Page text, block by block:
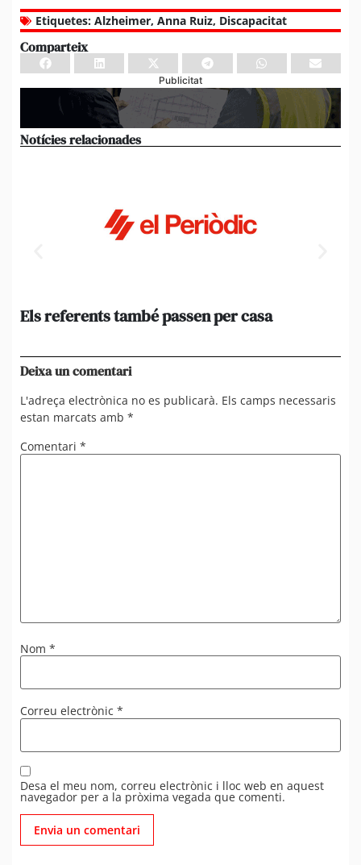
Etiquetes: Alzheimer, Anna Ruiz, Discapacitat
Comparteix
Publicitat
Notícies relacionades
Els referents també passen per casa
Deixa un comentari
L'adreça electrònica no es publicarà. Els camps necessaris
estan marcats amb *
Comentari *
Nom *
Correu electrònic *
Desa el meu nom, correu electrònic i lloc web en aquest
navegador per a la pròxima vegada que comenti.